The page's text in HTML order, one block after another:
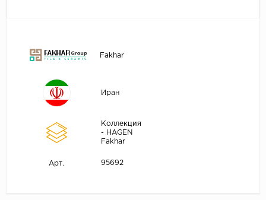
Fakhar
Иран
Коллекция
- HAGEN
Fakhar
Арт. 95692